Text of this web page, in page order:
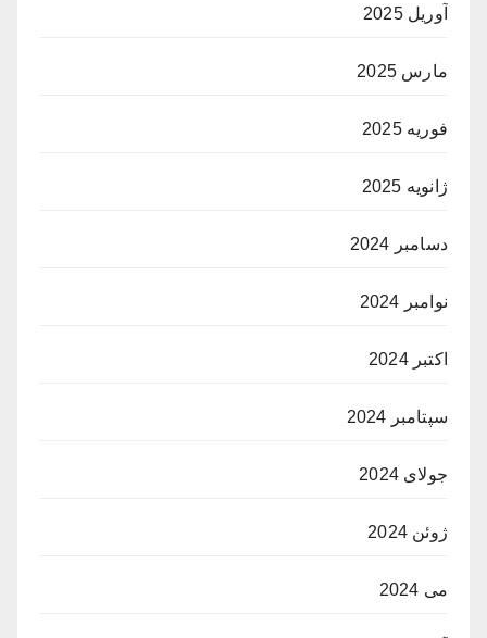
آوریل 2025
مارس 2025
فوریه 2025
ژانویه 2025
دسامبر 2024
نوامبر 2024
اکتبر 2024
سپتامبر 2024
جولای 2024
ژوئن 2024
می 2024